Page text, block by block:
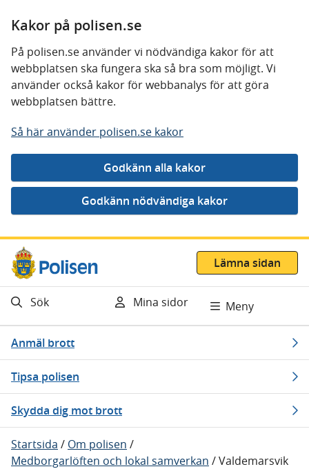
Kakor på polisen.se
På polisen.se använder vi nödvändiga kakor för att
webbplatsen ska fungera ska så bra som möjligt. Vi
använder också kakor för webbanalys för att göra
webbplatsen bättre.
Så här använder polisen.se kakor
Gå direkt till innehåll
Lämna sidan
Sök Mina sidor Meny
Anmäl brott
Tipsa polisen
Skydda dig mot brott
Startsida / Om polisen /
Medborgarlöften och lokal samverkan /Valdemarsvik